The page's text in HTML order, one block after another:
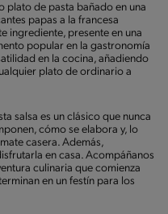
plato de pasta bañado en una
papas a la francesa
ingrediente, presente en una
popular en la gastronomía
en la cocina, añadiendo
plato de ordinario a
salsa es un clásico que nunca
cómo se elabora y, lo
casera. Además,
en casa. Acompáñanos
culinaria que comienza
en un festín para los